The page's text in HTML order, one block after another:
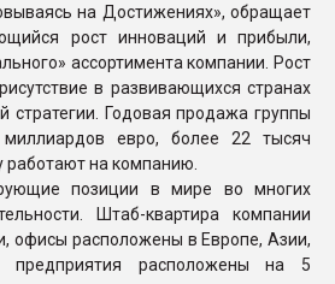
на Достижениях», обращает
рост инноваций и прибыли,
ассортимента компании. Рост
в развивающихся странах
стратегии. Годовая продажа группы
евро, более 22 тысяч
работают на компанию.
позиции в мире во многих
Штаб-квартира компании
офисы расположены в Европе, Азии,
расположены на 5